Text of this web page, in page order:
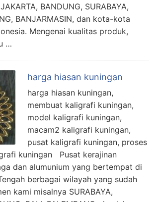
BANDUNG, SURABAYA,
BANJARMASIN, dan kota-kota
Mengenai kualitas produk,
…
harga hiasan kuningan
harga hiasan kuningan,
membuat kaligrafi kuningan,
model kaligrafi kuningan,
macam2 kaligrafi kuningan,
pusat kaligrafi kuningan, proses
kuningan Pusat kerajinan
dan alumunium yang bertempat di
berbagai wilayah yang sudah
kami misalnya SURABAYA,